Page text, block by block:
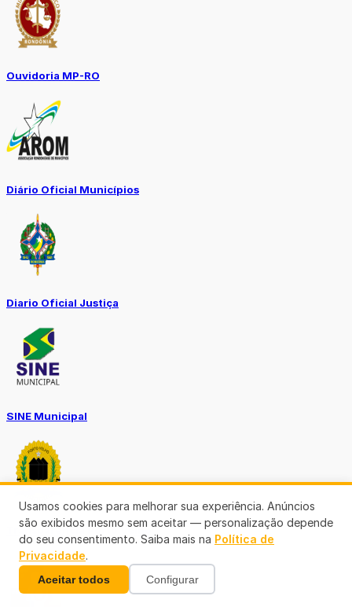
Ouvidoria MP-RO
Diário Oficial Municípios
Diario Oficial Justiça
SINE Municipal
Transparência Porto Velho
Usamos cookies para melhorar sua experiência. Anúncios
são exibidos mesmo sem aceitar — personalização depende
do seu consentimento. Saiba mais na Política de
Privacidade.
Aceitar todos Configurar